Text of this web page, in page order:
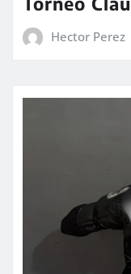
Hector Perez